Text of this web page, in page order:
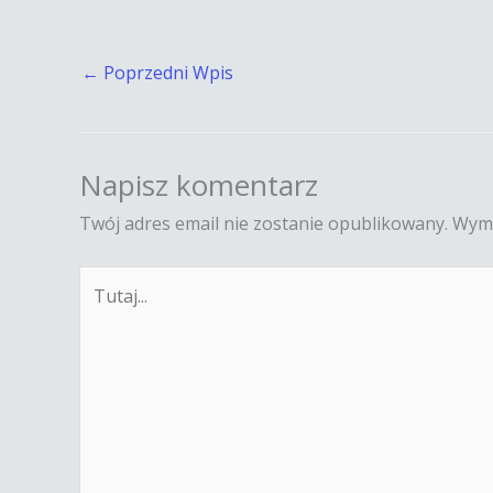
← Poprzedni Wpis
Napisz komentarz
Twój adres email nie zostanie opublikowany.